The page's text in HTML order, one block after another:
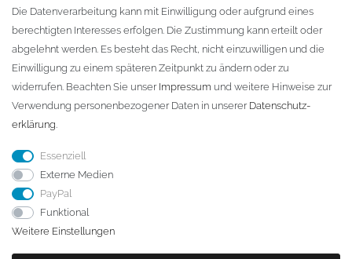
D-01796 Pirna
Telefon:+49 (0)3501 507295
info@dach-teufel.de
Die Datenverarbeitung kann mit Einwilligung oder aufgrund eines
berechtigten Interesses erfolgen. Die Zustimmung kann erteilt oder
abgelehnt werden. Es besteht das Recht, nicht einzuwilligen und die
Einwilligung zu einem späteren Zeitpunkt zu ändern oder zu
widerrufen. Beachten Sie unser Impressum und weitere Hinweise zur
Verwendung personenbezogener Daten in unserer Daten­schutz­
erklärung.
Essenziell
Externe Medien
PayPal
Funktional
Weitere Einstellungen